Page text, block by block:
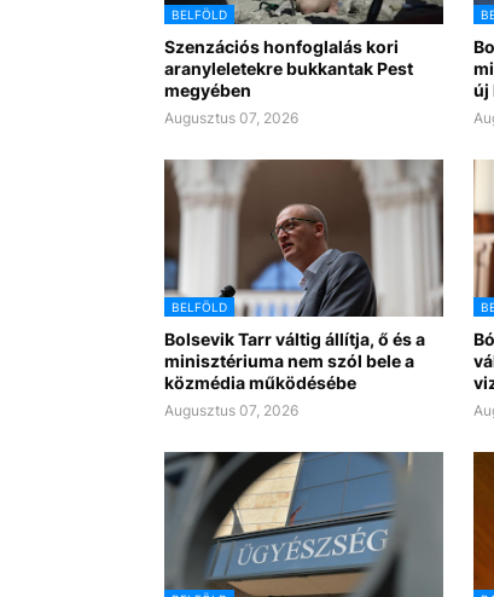
BELFÖLD
Szenzációs honfoglalás kori
aranyleletekre bukkantak Pest
megyében
Augusztus 07, 2026
új
BELFÖLD
Bolsevik Tarr váltig állítja, ő és a
minisztériuma nem szól bele a
közmédia működésébe
Augusztus 07, 2026